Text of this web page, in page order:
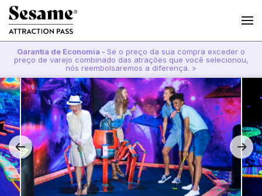
Garantia de Economia - Se o preço da sua compra exceder o
preço de varejo combinado das atrações que você selecionou,
nós reembolsaremos a diferença. >